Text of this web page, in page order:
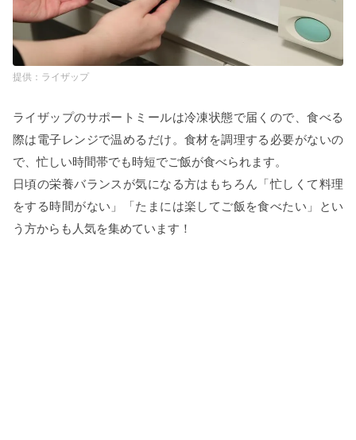
ライザップ
ライザップのサポートミールは冷凍状態で届くので、食べる
際は電子レンジで温めるだけ。食材を調理する必要がないの
で、忙しい時間帯でも時短でご飯が食べられます。
日頃の栄養バランスが気になる方はもちろん「忙しくて料理
をする時間がない」「たまには楽してご飯を食べたい」とい
う方からも人気を集めています！